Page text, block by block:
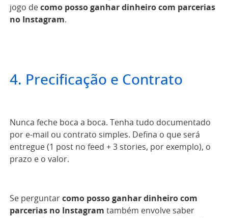
jogo de como posso ganhar dinheiro com parcerias
no Instagram.
4. Precificação e Contrato
Nunca feche boca a boca. Tenha tudo documentado
por e-mail ou contrato simples. Defina o que será
entregue (1 post no feed + 3 stories, por exemplo), o
prazo e o valor.
Se perguntar como posso ganhar dinheiro com
parcerias no Instagram também envolve saber